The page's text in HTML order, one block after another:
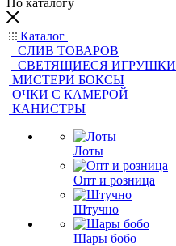
По каталогу
Каталог
CЛИВ ТОВАРОВ
СВЕТЯЩИЕСЯ ИГРУШКИ
МИСТЕРИ БОКСЫ
ОЧКИ С КАМЕРОЙ
КАНИСТРЫ
Лоты
Опт и розница
Штучно
Шары бобо